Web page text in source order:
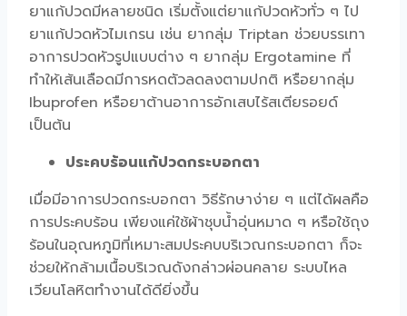
ยาแก้ปวดมีหลายชนิด เริ่มตั้งแต่ยาแก้ปวดหัวทั่ว ๆ ไป
ยาแก้ปวดหัวไมเกรน เช่น ยากลุ่ม Triptan ช่วยบรรเทา
อาการปวดหัวรูปแบบต่าง ๆ ยากลุ่ม Ergotamine ที่
ทำให้เส้นเลือดมีการหดตัวลดลงตามปกติ หรือยากลุ่ม
Ibuprofen หรือยาต้านอาการอักเสบไร้สเตียรอยด์
เป็นต้น
ประคบร้อนแก้ปวดกระบอกตา
เมื่อมีอาการปวดกระบอกตา วิธีรักษาง่าย ๆ แต่ได้ผลคือ
การประคบร้อน เพียงแค่ใช้ผ้าชุบน้ำอุ่นหมาด ๆ หรือใช้ถุง
ร้อนในอุณหภูมิที่เหมาะสมประคบบริเวณกระบอกตา ก็จะ
ช่วยให้กล้ามเนื้อบริเวณดังกล่าวผ่อนคลาย ระบบไหล
เวียนโลหิตทำงานได้ดียิ่งขึ้น